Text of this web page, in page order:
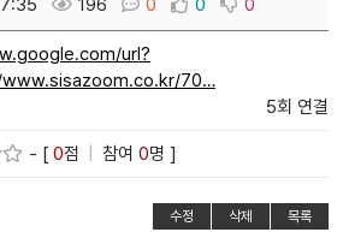
196 0 0 0
url?
70…
5회 연결
- [ 0점 참여 0명 ]
수정 삭제 목록